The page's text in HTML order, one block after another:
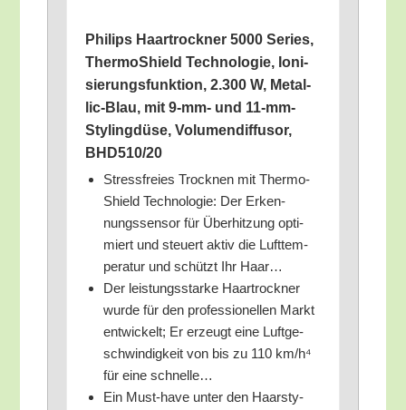
Phil­ips Haar­trock­ner 5000 Series,
Ther­mo­Shield Tech­no­lo­gie, Ioni­
sie­rungs­funk­ti­on, 2.300 W, Metal­
lic-Blau, mit 9‑mm- und 11-mm-
Sty­ling­dü­se, Volu­men­dif­fu­sor,
BHD510/​20
Stress­frei­es Trock­nen mit Ther­mo­
Shield Tech­no­lo­gie: Der Erken­
nungs­sen­sor für Über­hit­zung opti­
miert und steu­ert aktiv die Luft­tem­
pe­ra­tur und schützt Ihr Haar…
Der leis­tungs­star­ke Haar­trock­ner
wur­de für den pro­fes­sio­nel­len Markt
ent­wi­ckelt; Er erzeugt eine Luft­ge­
schwin­dig­keit von bis zu 110 km/​h⁴
für eine schnelle…
Ein Must-have unter den Haar­sty­